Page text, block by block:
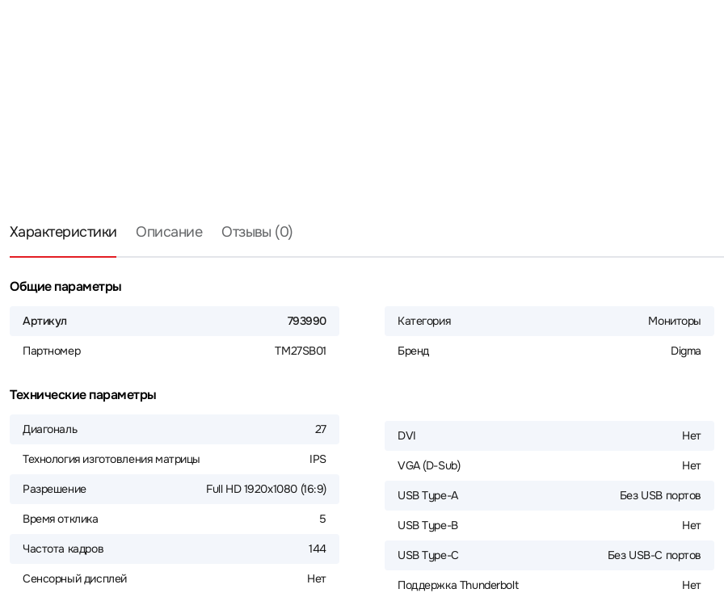
Характеристики Описание Отзывы (0)
Общие параметры
Артикул 793990
Партномер TM27SB01
Категория Мониторы
Бренд Digma
Технические параметры
Диагональ 27
Технология изготовления матрицы IPS
Разрешение Full HD 1920x1080 (16:9)
Время отклика 5
Частота кадров 144
Сенсорный дисплей Нет
DVI Нет
VGA (D-Sub) Нет
USB Type-A Без USB портов
USB Type-B Нет
USB Type-C Без USB-С портов
Поддержка Thunderbolt Нет